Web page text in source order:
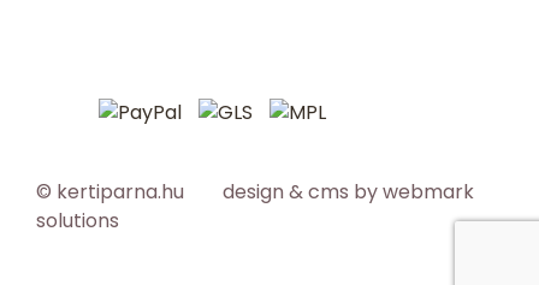
© kertiparna.hu design & cms bywebmark
solutions